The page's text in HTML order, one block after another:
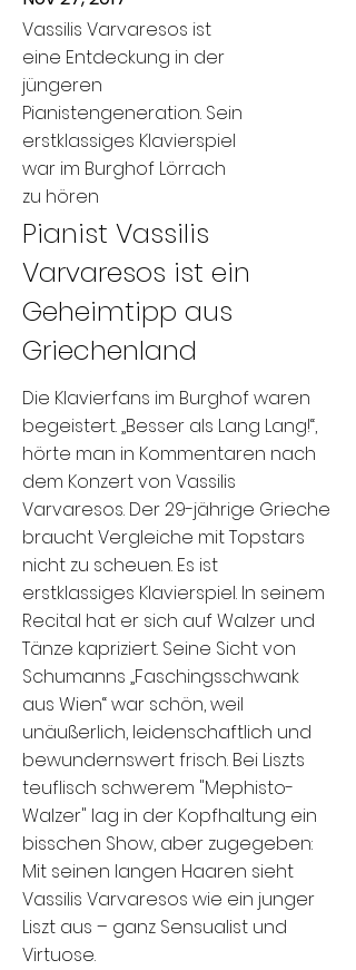
Vassilis Varvaresos ist
eine Entdeckung in der
jüngeren
Pianistengeneration. Sein
erstklassiges Klavierspiel
war im Burghof Lörrach
zu hören
Pianist Vassilis
Varvaresos ist ein
Geheimtipp aus
Griechenland
Die Klavierfans im Burghof waren
begeistert. „Besser als Lang Lang!“,
hörte man in Kommentaren nach
dem Konzert von Vassilis
Varvaresos. Der 29-jährige Grieche
braucht Vergleiche mit Topstars
nicht zu scheuen. Es ist
erstklassiges Klavierspiel. In seinem
Recital hat er sich auf Walzer und
Tänze kapriziert. Seine Sicht von
Schumanns „Faschingsschwank
aus Wien“ war schön, weil
unäußerlich, leidenschaftlich und
bewundernswert frisch. Bei Liszts
teuflisch schwerem "Mephisto-
Walzer" lag in der Kopfhaltung ein
bisschen Show, aber zugegeben:
Mit seinen langen Haaren sieht
Vassilis Varvaresos wie ein junger
Liszt aus – ganz Sensualist und
Virtuose.